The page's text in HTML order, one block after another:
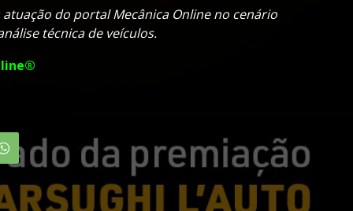
do portal Mecânica Online no cenário
técnica de veículos.